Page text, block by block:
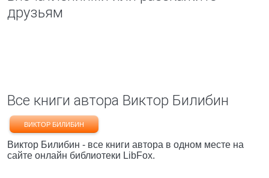
друзьям
Все книги автора Виктор Билибин
ВИКТОР БИЛИБИН
Виктор Билибин - все книги автора в одном месте на
сайте онлайн библиотеки LibFox.